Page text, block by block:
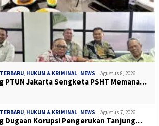
, HUKUM & KRIMINAL, NEWS Agustus 8, 2026
PTUN Jakarta Sengketa PSHT Memana…
, HUKUM & KRIMINAL, NEWS Agustus 7, 2026
Dugaan Korupsi Pengerukan Tanjung…